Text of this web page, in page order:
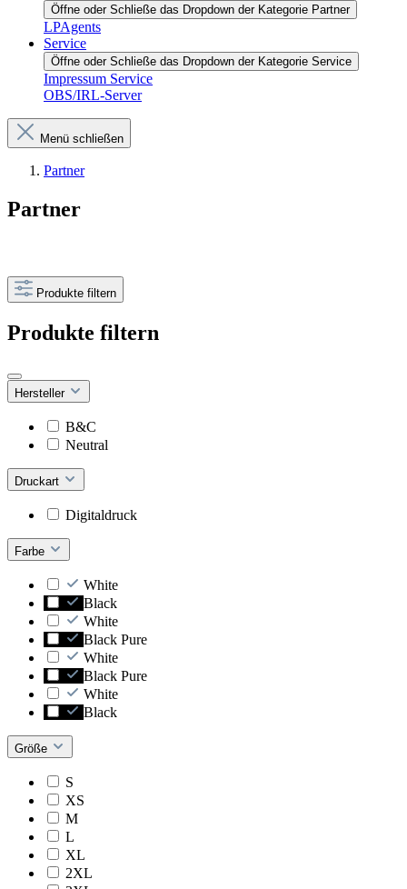
Öffne oder Schließe das Dropdown der Kategorie Partner
LPAgents
Service
Öffne oder Schließe das Dropdown der Kategorie Service
Impressum Service
OBS/IRL-Server
Menü schließen
Partner
Partner
Produkte filtern
Produkte filtern
Hersteller
B&C
Neutral
Druckart
Digitaldruck
Farbe
White
Black
White
Black Pure
White
Black Pure
White
Black
Größe
S
XS
M
L
XL
2XL